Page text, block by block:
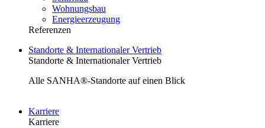
Wohnungsbau
Energieerzeugung
Referenzen
Standorte & Internationaler Vertrieb
Standorte & Internationaler Vertrieb
Alle SANHA®-Standorte auf einen Blick
Karriere
Karriere